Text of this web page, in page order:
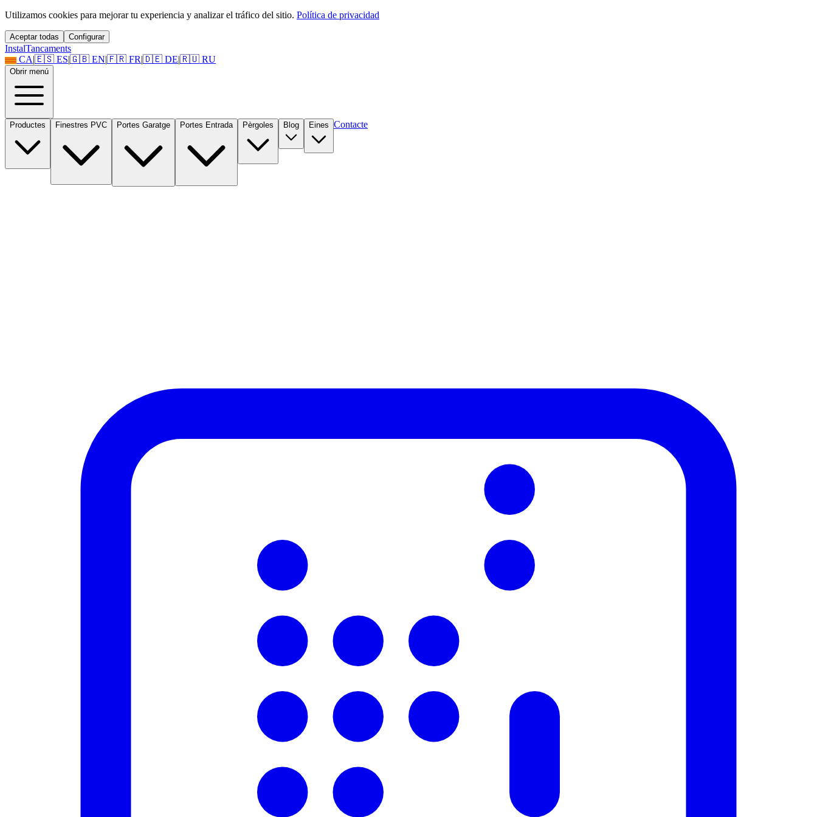
Utilizamos cookies para mejorar tu experiencia y analizar el tráfico del sitio. Política de privacidad
Aceptar todas Configurar
InstalTancaments
CA|🇪🇸 ES|🇬🇧 EN|🇫🇷 FR|🇩🇪 DE|🇷🇺 RU
Obrir menú
Productes Finestres PVC Portes Garatge Portes Entrada Pèrgoles Blog Eines Contacte